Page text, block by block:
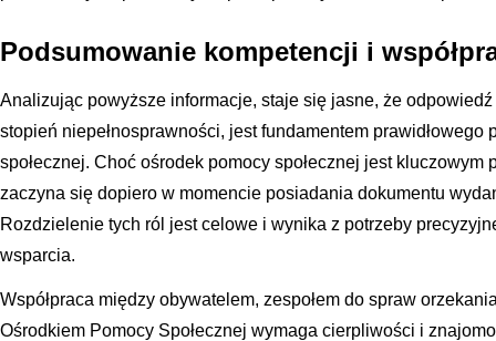
Podsumowanie kompetencji i
Analizując powyższe informacje, staje się jasne, że
stopień niepełnosprawności, jest fundamentem
społecznej. Choć ośrodek pomocy społecznej jest
zaczyna się dopiero w momencie posiadania dokumentu
Rozdzielenie tych ról jest celowe i wynika z potrzeby
wsparcia.
Współpraca między obywatelem, zespołem do spraw
Ośrodkiem Pomocy Społecznej wymaga cierpliwości i